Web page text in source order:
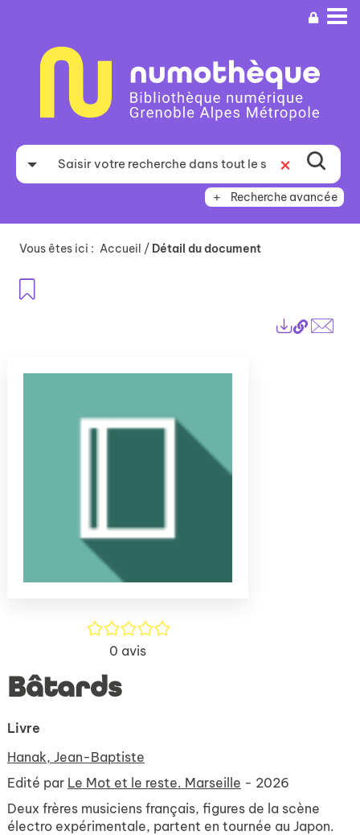
recherche
Recherche avancée
Vous êtes ici : Accueil / Détail du document
Lien
/5
0 avis
Bâtards
Livre
Hanak, Jean-Baptiste
Edité par Le Mot et le reste. Marseille - 2026
Deux frères musiciens français, figures de la scène
électro expérimentale, partent en tournée au Japon.